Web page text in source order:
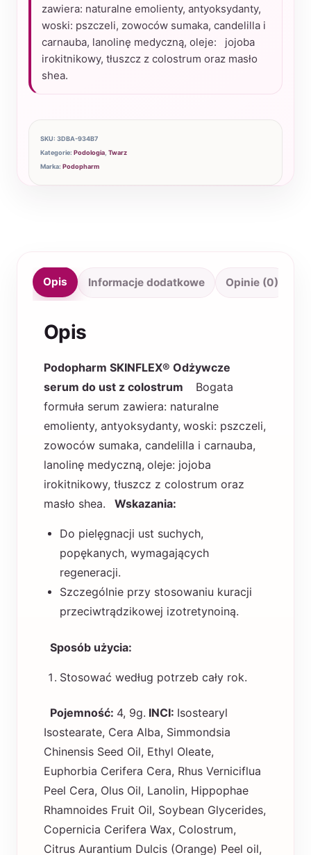
zawiera: naturalne emolienty, antyoksydanty,
woski: pszczeli, zowoców sumaka, candelilla i
carnauba, lanolinę medyczną, oleje: jojoba
irokitnikowy, tłuszcz z colostrum oraz masło
shea.
ust
colostrum
4,9g
SKU: 3DBA-934B7
Kategorie: Podologia, Twarz
Marka: Podopharm
Opis Informacje dodatkowe Opinie (0)
Opis
Podopharm SKINFLEX® Odżywcze
serum do ust z colostrum
Bogata
formuła serum zawiera: naturalne
emolienty, antyoksydanty, woski: pszczeli,
zowoców sumaka, candelilla i carnauba,
lanolinę medyczną, oleje: jojoba
irokitnikowy, tłuszcz z colostrum oraz
masło shea.
Wskazania:
Do pielęgnacji ust suchych,
popękanych, wymagających
regeneracji.
Szczególnie przy stosowaniu kuracji
przeciwtrądzikowej izotretynoiną.
Sposób użycia:
Stosować według potrzeb cały rok.
Pojemność: 4, 9g. INCI: Isostearyl
Isostearate, Cera Alba, Simmondsia
Chinensis Seed Oil, Ethyl Oleate,
Euphorbia Cerifera Cera, Rhus Verniciflua
Peel Cera, Olus Oil, Lanolin, Hippophae
Rhamnoides Fruit Oil, Soybean Glycerides,
Copernicia Cerifera Wax, Colostrum,
Citrus Aurantium Dulcis (Orange) Peel oil,